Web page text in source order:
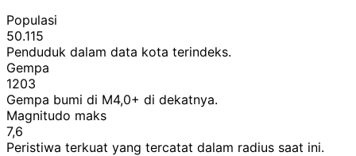
Populasi
50.115
Penduduk dalam data kota terindeks.
Gempa
1203
Gempa bumi di M4,0+ di dekatnya.
Magnitudo maks
7,6
Peristiwa terkuat yang tercatat dalam radius saat ini.